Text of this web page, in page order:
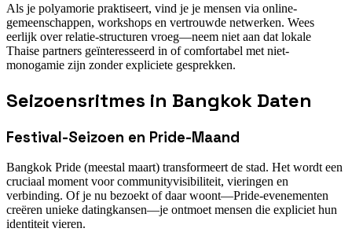
Als je polyamorie praktiseert, vind je je mensen via online-
gemeenschappen, workshops en vertrouwde netwerken. Wees
eerlijk over relatie-structuren vroeg—neem niet aan dat lokale
Thaise partners geïnteresseerd in of comfortabel met niet-
monogamie zijn zonder expliciete gesprekken.
Seizoensritmes in Bangkok Daten
Festival-Seizoen en Pride-Maand
Bangkok Pride (meestal maart) transformeert de stad. Het wordt een
cruciaal moment voor communityvisibiliteit, vieringen en
verbinding. Of je nu bezoekt of daar woont—Pride-evenementen
creëren unieke datingkansen—je ontmoet mensen die expliciet hun
identiteit vieren.